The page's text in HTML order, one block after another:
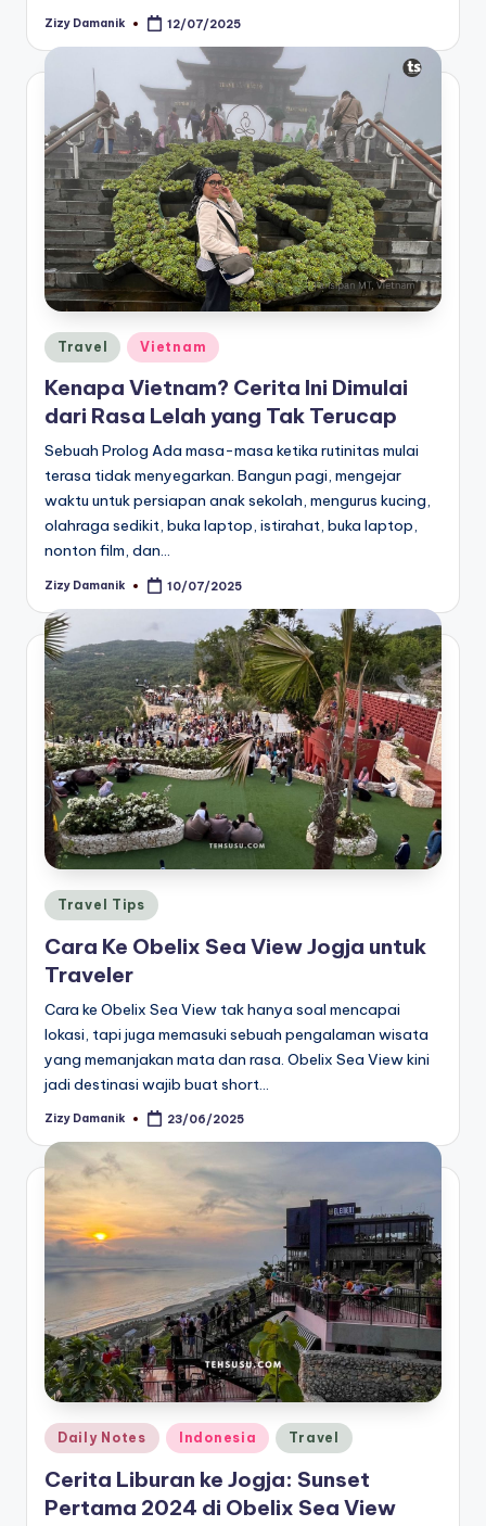
Posted
Zizy Damanik 12/07/2025
Posted
in
Travel Vietnam
Kenapa Vietnam? Cerita Ini Dimulai
dari Rasa Lelah yang Tak Terucap
Sebuah Prolog Ada masa-masa ketika rutinitas mulai
terasa tidak menyegarkan. Bangun pagi, mengejar
waktu untuk persiapan anak sekolah, mengurus kucing,
olahraga sedikit, buka laptop, istirahat, buka laptop,
nonton film, dan…
Posted
Zizy Damanik 10/07/2025
Posted
in
Travel Tips
Cara Ke Obelix Sea View Jogja untuk
Traveler
Cara ke Obelix Sea View tak hanya soal mencapai
lokasi, tapi juga memasuki sebuah pengalaman wisata
yang memanjakan mata dan rasa. Obelix Sea View kini
jadi destinasi wajib buat short…
Posted
Zizy Damanik 23/06/2025
Posted
Daily Notes Indonesia Travel
Cerita Liburan ke Jogja: Sunset
Pertama 2024 di Obelix Sea View